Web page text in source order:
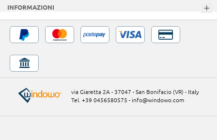
INFORMAZIONI
via Giaretta 2A - 37047 - San Bonifacio (VR) - Italy
Tel. +39 0456580575 - info@windowo.com